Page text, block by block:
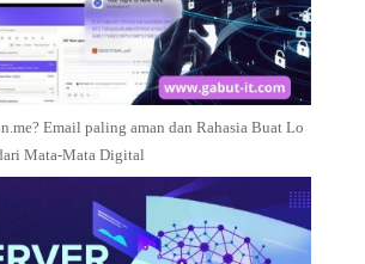
Email paling aman dan Rahasia Buat Lo
Mata-Mata Digital